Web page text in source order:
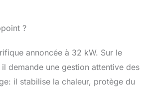
?
annoncée à 32 kW. Sur le
demande une gestion attentive des
il stabilise la chaleur, protège du